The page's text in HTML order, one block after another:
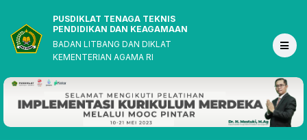
PUSDIKLAT TENAGA TEKNIS
PENDIDIKAN DAN KEAGAMAAN
BADAN LITBANG DAN DIKLAT
KEMENTERIAN AGAMA RI